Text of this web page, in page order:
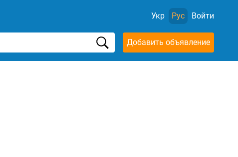
Укр Рус Войти
Добавить объявление